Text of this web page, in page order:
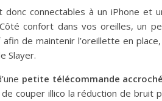
donc connectables à un iPhone et
confort dans vos oreilles, un
de maintenir l’oreillette en
Slayer.
petite télécommande
couper illico la réduction de bruit